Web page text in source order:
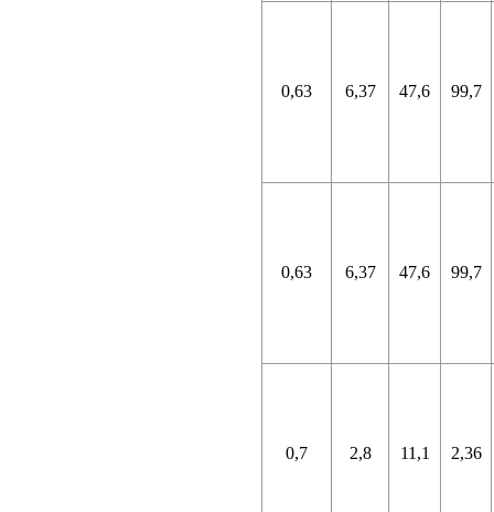
0,63 6,37 47,6 99,7
0,63 6,37 47,6 99,7
0,7 2,8 11,1 2,36